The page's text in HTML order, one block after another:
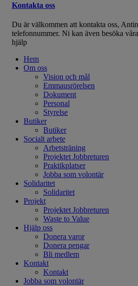
Kontakta oss
Du är välkommen att kontakta oss,
telefonnummer. Ni kan även besöka
hjälp
Hem
Om oss
Vision och mål
Emmausrörelsen
Dokument
Personal
Styrelse
Butiker
Butiker
Socialt arbete
Arbetsträning
Projektet Jobbreturen
Praktikplatser
Jobba som volontär
Solidaritet
Solidaritet
Projekt
Projektet Jobbreturen
Waste to Value
Hjälp oss
Donera varor
Donera pengar
Bli medlem
Kontakt
Kontakt
Jobba som volontär